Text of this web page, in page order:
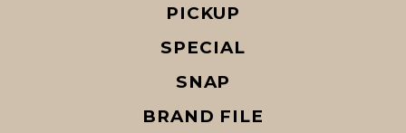
PICKUP
SPECIAL
SNAP
BRAND FILE